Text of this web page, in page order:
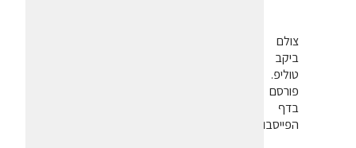
צולם
ביקב
טוליפ.
פורסם
בדף
הפייסבוק